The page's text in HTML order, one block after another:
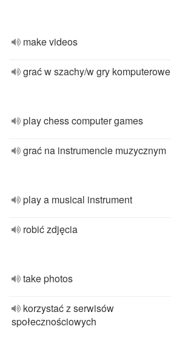
make videos
grać w szachy/w gry komputerowe
play chess computer games
grać na instrumencie muzycznym
play a musical instrument
robić zdjęcia
take photos
korzystać z serwisów
społecznościowych